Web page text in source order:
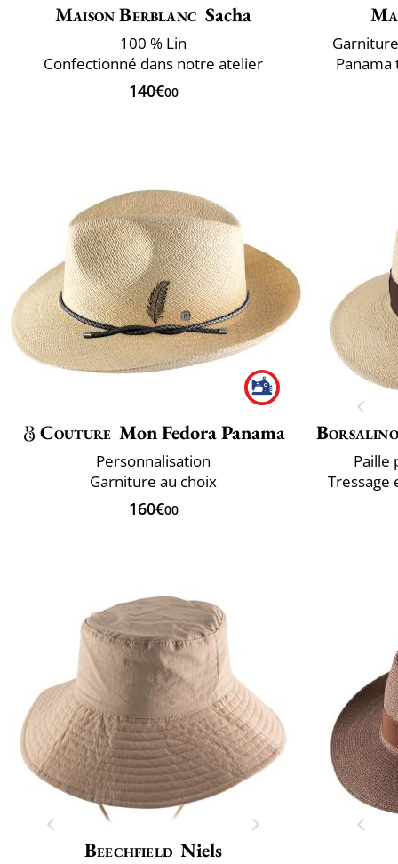
Maison Berblanc Sacha
100 % Lin
Confectionné dans notre atelier
140€00
Panama
Couture Mon Fedora Panama
Personnalisation
Garniture au choix
160€00
Borsalino
Paille
Tressage
Beechfield Niels